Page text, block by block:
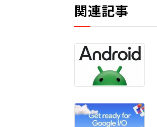
関連記事